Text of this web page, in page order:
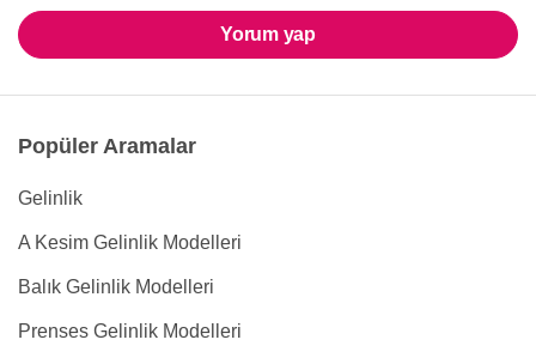
Yorum yap
Popüler Aramalar
Gelinlik
A Kesim Gelinlik Modelleri
Balık Gelinlik Modelleri
Prenses Gelinlik Modelleri